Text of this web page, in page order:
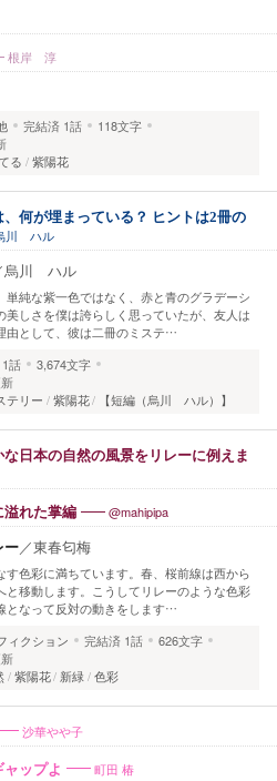
根岸 淳
完結済 1話
118文字
る 紫陽花
何が埋まっている？ ヒントは2冊の
川 ハル
烏川 ハル
純な紫一色ではなく、赤と青のグラデーシ
美しさを僕は誇らしく思っていたが、友人は
由として、彼は二冊のミステ…
1話
3,674文字
テリー 紫陽花 【短編（烏川 ハル）】
日本の自然の風景をリレーに例えま
溢れた掌編 @mahipipa
ー／東春匂梅
す色彩に満ちています。春、桜前線は西から
と移動します。こうしてリレーのような色彩
となって反対の動きをします…
ィクション 完結済 1話
626文字
紫陽花 新緑 色彩
沙華やや子
ップよ 町田 椿